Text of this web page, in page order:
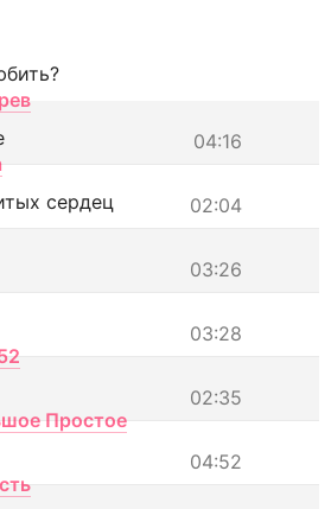
04:16
02:04
сердец
03:26
03:28
02:35
Простое
04:52